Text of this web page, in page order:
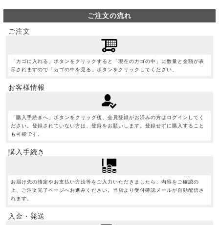
ご注文の流れ
ご注文
「カゴに入れる」ボタンをクリックすると「現在のカゴの中」に数量と金額が表
示されますので「カゴの中を見る」ボタンをクリックしてください。
お客様情報
「購入手続きへ」ボタンをクリック後、会員登録がお済みの方はログインしてく
ださい。登録されていない方は、登録をお願いします。登録せずに購入すること
も可能です。
購入手続き
お届け先の指定やお支払い方法等をご入力いただきましたら、内容をご確認の
上、ご注文完了ページへお進みください。当店より受付確認メールが自動配信さ
れます。
入金・発送